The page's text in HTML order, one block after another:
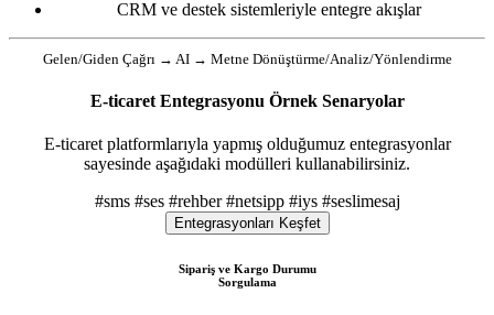
CRM ve destek sistemleriyle entegre akışlar
Gelen/Giden Çağrı → AI → Metne Dönüştürme/Analiz/Yönlendirme
E-ticaret Entegrasyonu Örnek Senaryolar
E-ticaret platformlarıyla yapmış olduğumuz entegrasyonlar
sayesinde aşağıdaki modülleri kullanabilirsiniz.
#sms #ses #rehber #netsipp #iys #seslimesaj
Entegrasyonları Keşfet
Sipariş ve Kargo Durumu
Sorgulama